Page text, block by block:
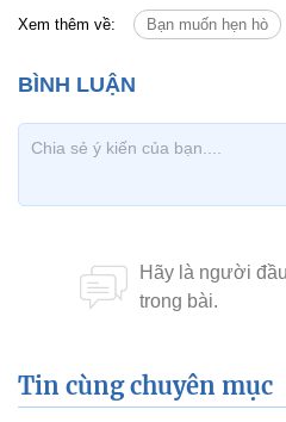
Xem thêm về: Bạn muốn hẹn hò
Tin cùng chuyên mục